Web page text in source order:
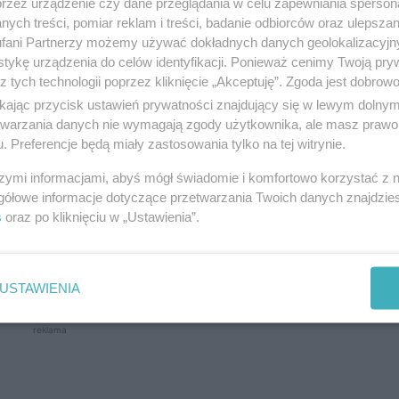
o elektryczne promienniki podczerwieni.
gwarantujące prawdziwy komfort cieplny. Działa
na podczerwień sprawa, że działa on
nawet tak wymagające przestrzenie jak otwarte
pozycjach i miejscach niedostępnych dla
reklama
treści, pomiar reklam i treści, badanie odbiorców oraz
Partnerzy możemy używać dokładnych danych
urządzenia do celów identyfikacji. Ponieważ cenimy Twoją
tych technologii poprzez kliknięcie „Akceptuję”. Zgoda jest
przycisk ustawień prywatności znajdujący się w lewym
danych nie wymagają zgody użytkownika, ale masz
Preferencje będą miały zastosowania tylko na tej witrynie.
informacjami, abyś mógł świadomie i komfortowo korzystać z
informacje dotyczące przetwarzania Twoich danych
oraz po kliknięciu w „Ustawienia”.
USTAWIENIA